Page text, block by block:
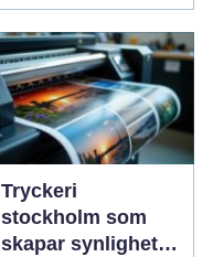
Tryckeri
stockholm som
skapar synlighet